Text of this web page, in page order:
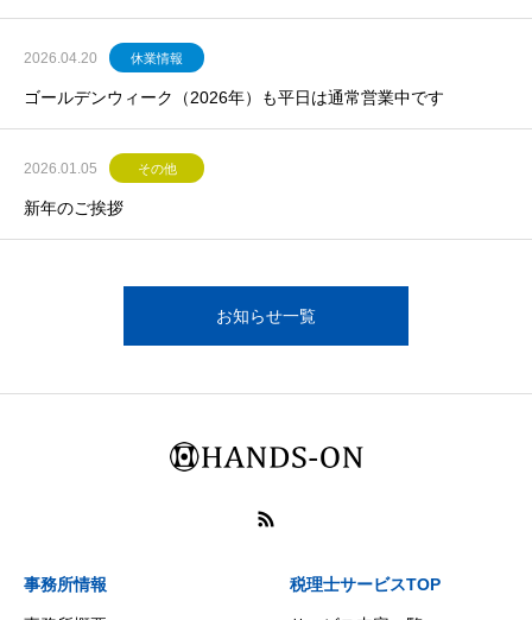
2026.04.20 休業情報
ゴールデンウィーク（2026年）も平日は通常営業中です
2026.01.05 その他
新年のご挨拶
お知らせ一覧
事務所情報 税理士サービスTOP